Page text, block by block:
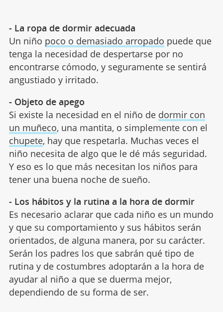
- La ropa de dormir adecuada
Un niño poco o demasiado arropado puede que
tenga la necesidad de despertarse por no
encontrarse cómodo, y seguramente se sentirá
angustiado y irritado.
- Objeto de apego
Si existe la necesidad en el niño de dormir con
un muñeco, una mantita, o simplemente con el
chupete, hay que respetarla. Muchas veces el
niño necesita de algo que le dé más seguridad.
Y eso es lo que más necesitan los niños para
tener una buena noche de sueño.
- Los hábitos y la rutina a la hora de dormir
Es necesario aclarar que cada niño es un mundo
y que su comportamiento y sus hábitos serán
orientados, de alguna manera, por su carácter.
Serán los padres los que sabrán qué tipo de
rutina y de costumbres adoptarán a la hora de
ayudar al niño a que se duerma mejor,
dependiendo de su forma de ser.